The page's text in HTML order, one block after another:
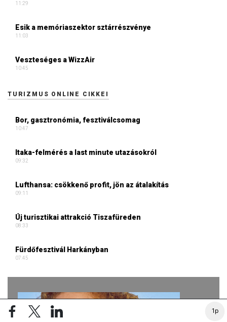
1p
11:29
Esik a memóriaszektor sztárrészvénye
11:03
Veszteséges a WizzAir
10:45
TURIZMUS ONLINE CIKKEI
Bor, gasztronómia, fesztiválcsomag
10:47
Itaka-felmérés a last minute utazásokról
09:32
Lufthansa: csökkenő profit, jön az átalakítás
09:11
Új turisztikai attrakció Tiszafüreden
08:33
Fürdőfesztivál Harkányban
07:45